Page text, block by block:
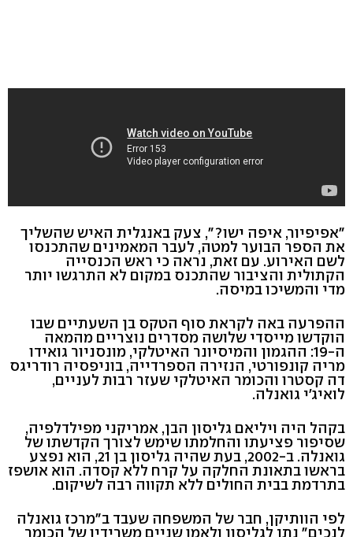
"אפיפיור, איפה ישו?", צעק באנגלית האיש שהשליך
את הספר הבוער למטה, לעבר המאמינים שהתכנסו
לשם האירוע. עם זאת, נראה כי ראש הכנסייה
הקתולית והציבור שהתכנס במקום לא התרגשו יותר
מדי והמשיכו במיסה.
ההפרעה באה לקראת סוף הטקס בן השעתיים שבו
הוקדשו מייסדי שלושה מסדרים נוצריים מהמאה
ה-19: ההגמון והמיסיונר האיטלקי, מונסניור גואידו
מריה קונפורטי, הנזירה הספרדייה, בוניפסיה רודריגס
דה קסטרו והכומר האיטלקי שעזר רבות לעניים,
לואיג'י גואנלה.
בקהל היה ויליאם גליסון הבן, אמריקני מפילדלפיה,
שסיפור פציעתו והחלמתו שימש לצורך הקדשתו של
גואנלה. ב-2002, בעת שהיה גליסון בן 21, הוא נפצע
בראשו בתאונת החלקה על קרח ללא קסדה. הוא אושפז
בתרדמת בבית החולים ללא תקווה רבה לשיקום.
לפי הוותיקן, חבר של המשפחה שעבד ב"מרכז גואנלה
לנכים" נתן לגליסון ולאמו שניים משרידיו של הכומר